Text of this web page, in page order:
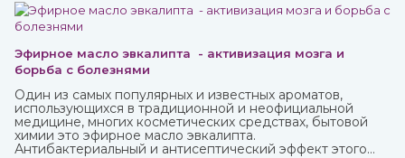
Эфирное масло эвкалипта - активизация мозга и
борьба с болезнями
Один из самых популярных и известных ароматов,
использующихся в традиционной и неофициальной
медицине, многих косметических средствах, бытовой
химии это эфирное масло эвкалипта.
Антибактериальный и антисептический эффект этого